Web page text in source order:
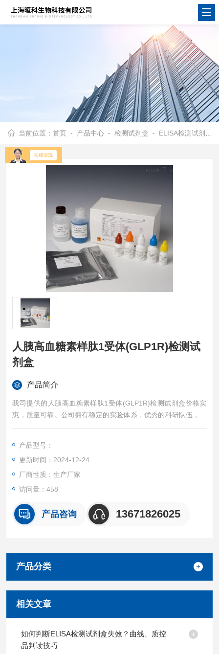
当前位置：首页 - 产品中心 -检测试剂盒 - ELISA检测试剂盒
人胰高血糖素样肽1受体(GLP1R)检测试
剂盒
产品简介
我司提供的人胰高血糖素样肽1受体(GLP1R)检测试剂盒价格实
惠，质量可靠。公司拥有稳定的实验体系，优秀的科研队伍，准
确的实验结果，是您值得信赖的合作伙伴，凡购买我司的试剂盒
产品型号：
更新时间：2024-12-24
厂商性质：生产厂家
访问量：458
产品咨询 13671826025
产品分类
相关文章
如何判断ELISA检测试剂盒失效？曲线、质控
品判读技巧